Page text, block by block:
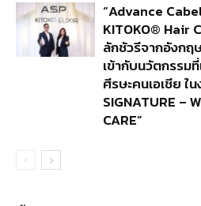
“Advance
KITOKO® Hair
ลักชัวรีจากอังก
เข้ากับนวัตกรรม
ศีรษะคนเอเชีย ใ
SIGNATURE –
CARE”